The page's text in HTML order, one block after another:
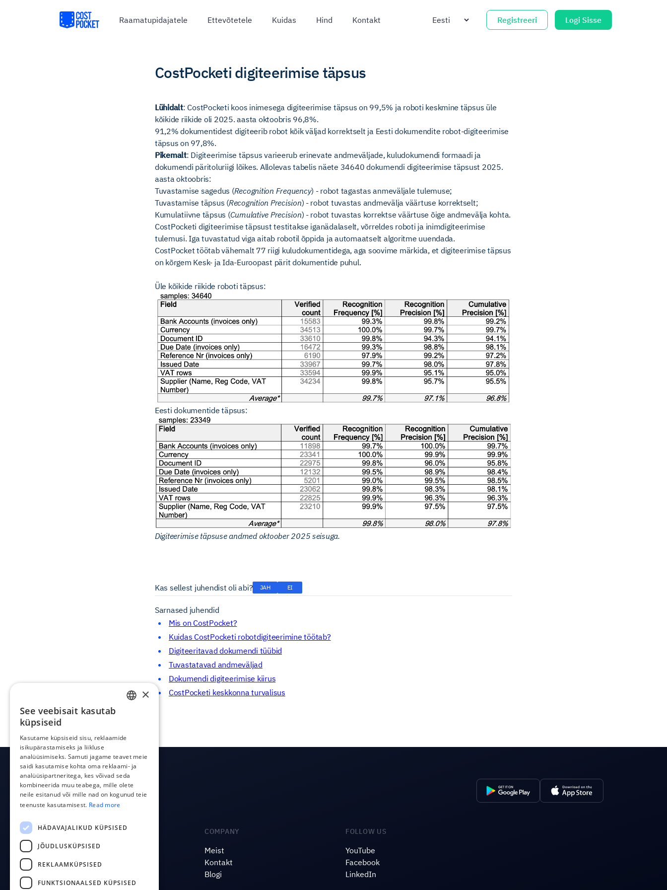
Raamatupidajatele Ettevõtetele Kuidas Hind Kontakt Registreeri Logi Sisse
CostPocketi digiteerimise täpsus
Lühidalt: CostPocketi koos inimesega digiteerimise täpsus on 99,5% ja roboti keskmine täpsus üle
kõikide riikide oli 2025. aasta oktoobris 96,8%.
91,2% dokumentidest digiteerib robot kõik väljad korrektselt ja Eesti dokumendite robot-digiteerimise
täpsus on 97,8%.
Pikemalt: Digiteerimise täpsus varieerub erinevate andmeväljade, kuludokumendi formaadi ja
dokumendi päritoluriigi lõikes. Allolevas tabelis näete 34640 dokumendi digiteerimise täpsust 2025.
aasta oktoobris:
Tuvastamise sagedus (Recognition Frequency) - robot tagastas anmeväljale tulemuse;
Tuvastamise täpsus (Recognition Precision) - robot tuvastas andmevälja väärtuse korrektselt;
Kumulatiivne täpsus (Cumulative Precision) - robot tuvastas korrektse väärtuse õige andmevälja kohta.
CostPocketi digiteerimise täpsust testitakse iganädalaselt, võrreldes roboti ja inimdigiteerimise
tulemusi. Iga tuvastatud viga aitab robotil õppida ja automaatselt algoritme uuendada.
CostPocket töötab vähemalt 77 riigi kuludokumentidega, aga soovime märkida, et digiteerimise täpsus
on kõrgem Kesk- ja Ida-Euroopast pärit dokumentide puhul.
Üle kõikide riikide roboti täpsus:
Eesti dokumentide täpsus:
Digiteerimise täpsuse andmed oktoober 2025 seisuga.
Kas sellest juhendist oli abi? JAH EI
Sarnased juhendid
Mis on CostPocket?
Kuidas CostPocketi robotdigiteerimine töötab?
Digiteeritavad dokumendi tüübid
Tuvastatavad andmeväljad
Dokumendi digiteerimise kiirus
CostPocketi keskkonna turvalisus
PRODUCT
Integratsioonid
Hinnad
OCR API
COMPANY
Meist
Kontakt
Blogi
FOLLOW US
YouTube
Facebook
LinkedIn
POLISH
RUSSIAN
FINNISH
×
See veebisait kasutab
küpsiseid
Kasutame küpsiseid sisu, reklaamide
isikupärastamiseks ja liikluse
analüüsimiseks. Samuti jagame teavet meie
saidi kasutamise kohta oma reklaami- ja
analüüsipartneritega, kes võivad seda
kombineerida muu teabega, mille olete
neile esitanud või mille nad on kogunud teie
teenuste kasutamisest. Read more
HÄDAVAJALIKUD KÜPSISED
JÕUDLUSKÜPSISED
REKLAAMKÜPSISED
FUNKTSIONAALSED KÜPSISED